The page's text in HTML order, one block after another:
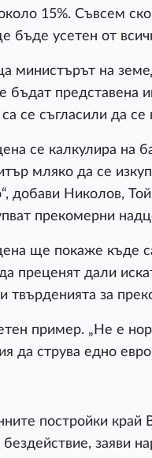
15%. Съвсем
бъде усетен от
министърът на
бъдат представена
се съгласили да
се калкулира на
мляко да се
добави Николов,
прекомерни
ще покаже къде
преценят дали
твърденията за
пример. „Не е
да струва едно
постройки край
заяви